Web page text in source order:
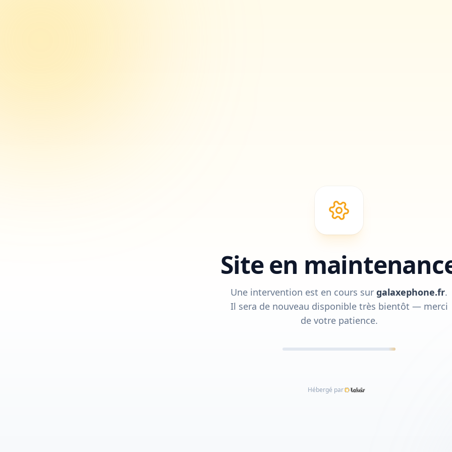
Site en
Une intervention est en cours sur galaxephone.fr.
Il sera de nouveau disponible très bientôt — merci
de votre patience.
Hébergé par